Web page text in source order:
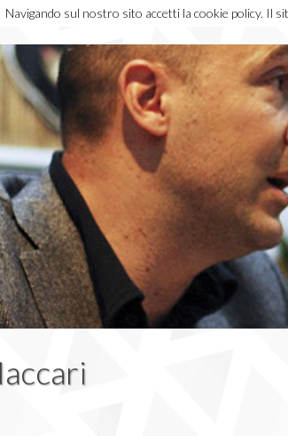
Navigando sul nostro sito accetti la cookie policy. Il